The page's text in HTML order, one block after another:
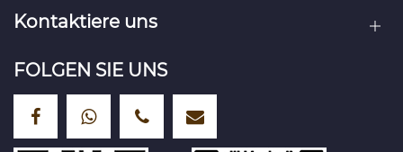
Kontaktiere uns
FOLGEN SIE UNS